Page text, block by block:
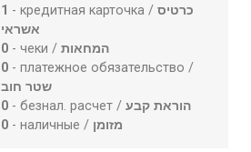
1 - кредитная карточка /כרטיס
אשראי
0 - чеки /המחאות
0 - платежное обязательство /
שטר חוב
0 - безнал. расчет /הוראת קבע
0 - наличные / מזומן